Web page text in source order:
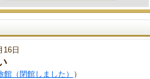
16日
（閉館しました）
）